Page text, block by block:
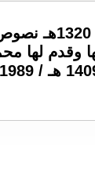
حريق الجامع
وقدم لها